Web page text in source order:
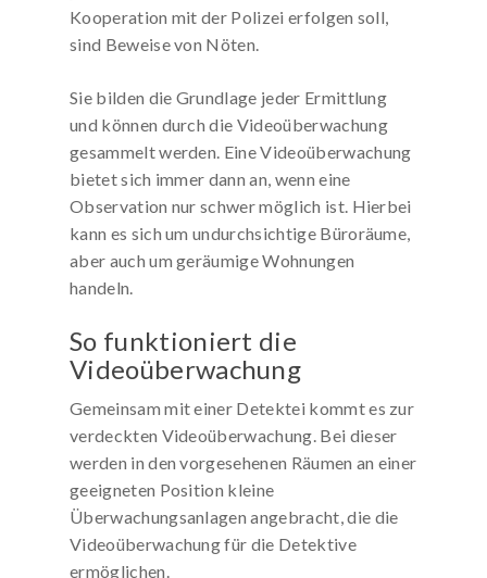
Kooperation mit der Polizei erfolgen soll,
sind Beweise von Nöten.
Sie bilden die Grundlage jeder Ermittlung
und können durch die Videoüberwachung
gesammelt werden. Eine Videoüberwachung
bietet sich immer dann an, wenn eine
Observation nur schwer möglich ist. Hierbei
kann es sich um undurchsichtige Büroräume,
aber auch um geräumige Wohnungen
handeln.
So funktioniert die
Videoüberwachung
Gemeinsam mit einer Detektei kommt es zur
verdeckten Videoüberwachung. Bei dieser
werden in den vorgesehenen Räumen an einer
geeigneten Position kleine
Überwachungsanlagen angebracht, die die
Videoüberwachung für die Detektive
ermöglichen.